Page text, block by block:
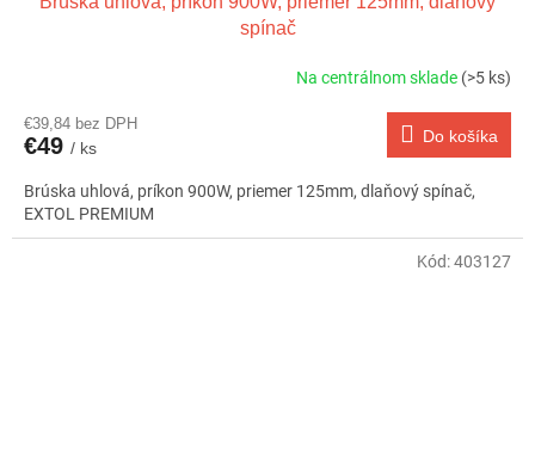
spínač
Na centrálnom sklade (>5 ks)
€39,84 bez DPH
€49 / ks
Do košíka
Brúska uhlová, príkon 900W, priemer 125mm, dlaňový spínač,
EXTOL PREMIUM
Kód:403127